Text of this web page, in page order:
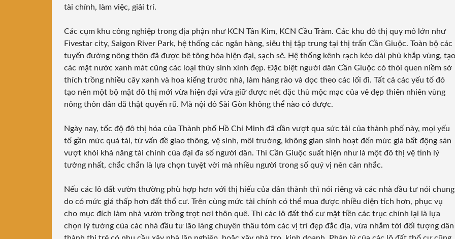
tài chính, làm việc, giải trí.
Các cụm khu công nghiệp trong địa phận như KCN Tân Kim, KCN Cầu Tràm. Các khu đô thị quy mô lớn như
Fivestar city, Saigon River Park, hệ thống các ngân hàng, siêu thị tập trung tại thị trấn Cần Giuộc. Toàn bộ các
tuyến đường nông thôn đã được bê tông hóa hiện đại, sạch sẽ. Hệ thống kênh rạch kéo dài phủ khắp vùng, tạo
các mặt nước xanh mát cũng các loại thủy sinh xinh đẹp. Đặc biệt người dân Cần Giuộc có thói quen niềm sở
thích trồng nhiều cây xanh và hoa kiểng trước nhà, làm hàng rào và dọc theo các lối đi. Tất cả các yếu tố đó
tạo nên một bộ mặt đô thị mới vừa hiện đại vừa giữ được nét đặc thù mộc mạc của vẻ đẹp thiên nhiên vùng
nông thôn dân dã thật quyến rũ. Mà nội đô Sài Gòn không thể nào có được.
Ngày nay, tốc độ đô thị hóa của Thành phố Hồ Chí Minh đã dần vượt qua sức tải của thành phố này, mọi yếu
tố gần mức quá tải, từ vấn đề giao thông, vệ sinh, môi trường, không gian sinh hoạt đến mức giá bất động sản
vượt khỏi khả năng tài chính của đại đa số người dân. Thì Cần Giuộc suất hiện như là một đô thị vệ tinh lý
tưởng nhất, chắc chắn là lựa chọn tuyệt vời mà nhiều người trong số quý vị nên cân nhắc.
Nếu các lô đất vườn thường phù hợp hơn với thị hiếu của dân thành thì nói riêng và các nhà đầu tư nói chung
do có mức giá thấp hơn đất thổ cư. Trên cùng mức tài chính có thể mua được nhiều diện tích hơn, phục vụ
cho mục đích làm nhà vườn trồng trọt nơi thôn quê. Thì các lô đất thổ cư mặt tiền các trục chính lại là lựa
chọn lý tưởng của các nhà đầu tư lão làng chuyên thâu tóm các vị trí đẹp đắc địa, vừa nhắm tới đối tượng dân